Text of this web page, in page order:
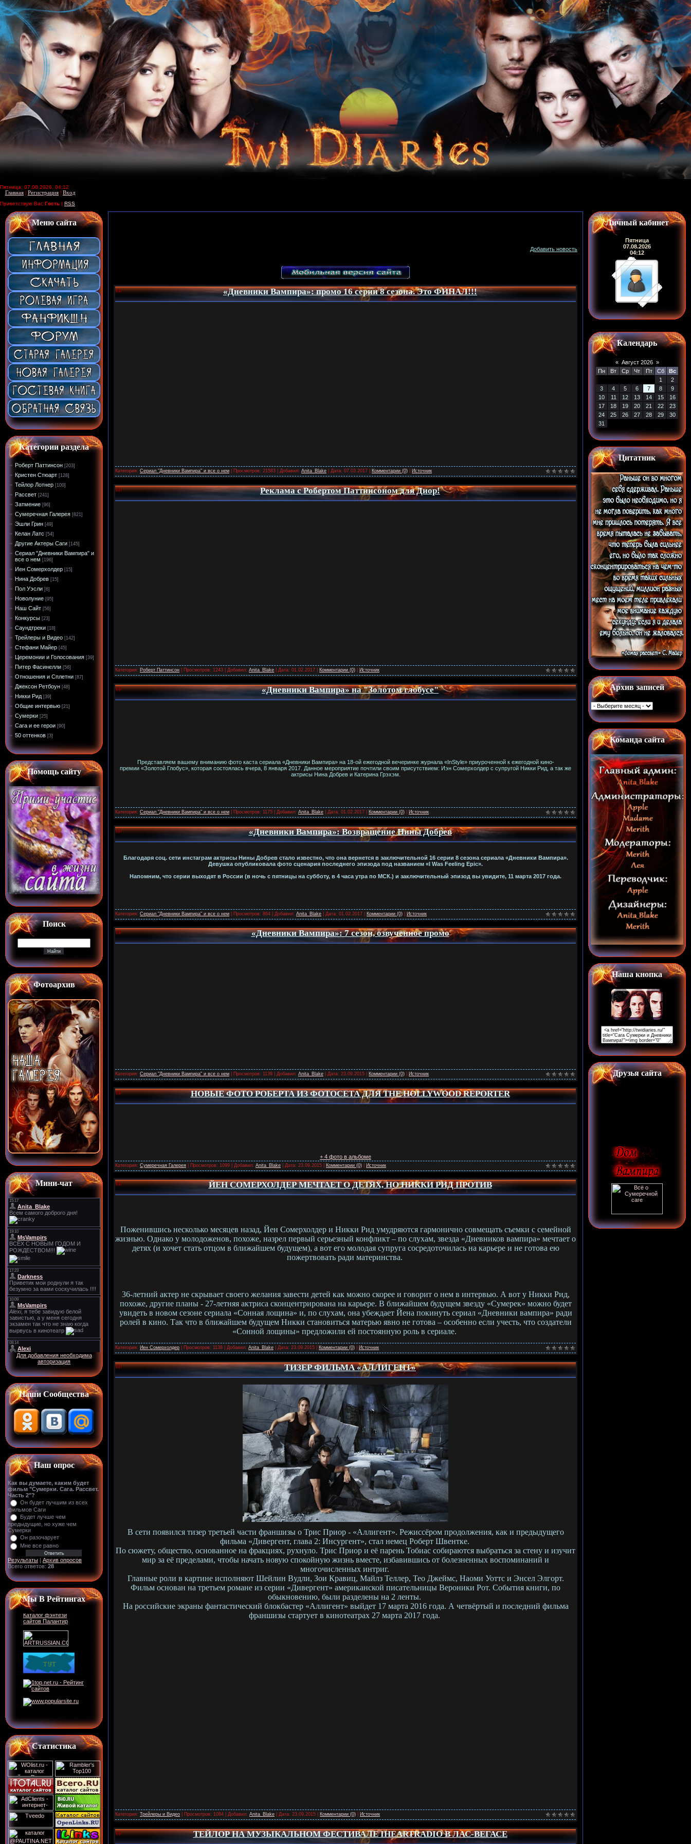
Пятница, 07.08.2026, 04:12
Главная
Регистрация
Вход
Приветствую Вас Гость RSS
Меню сайта
Категории раздела
Роберт Паттинсон [203]
Кристен Стюарт [128]
Тейлор Лотнер [100]
Рассвет [241]
Затмение [96]
Сумеречная Галерея [821]
Эшли Грин [49]
Келан Латс [54]
Другие Актеры Саги [145]
Сериал "Дневники Вампира" и
все о нем [196]
Иен Сомерхолдер [15]
Нина Добрев [15]
Пол Уэсли [6]
Новолуние [95]
Наш Сайт [56]
Конкурсы [23]
Саундтреки [18]
Трейлеры и Видео [142]
Стефани Майер [45]
Церемонии и Голосования [39]
Питер Фасинелли [56]
Отношения и Сплетни [87]
Джексон Ретбоун [48]
Никки Рид [39]
Общие интервью [21]
Сумерки [25]
Сага и ее герои [90]
50 оттенков [3]
Помощь сайту
Поиск
Фотоархив
Мини-чат
Для добавления необходима
авторизация
Наши Сообщества
Наш опрос
Как вы думаете, каким будет
фильм "Сумерки. Сага. Рассвет.
Часть 2"?
Он будет лучшим из всех
фильмов Саги
Будет лучше чем
предыдущие, но хуже чем
Сумерки
Он разочарует
Мне все равно
Результаты
Архив опросов
Всего ответов: 28
Мы В Рейтингах
Статистика
Добавить новость
«Дневники Вампира»: промо 16 серии 8 сезона. Это ФИНАЛ!!!
Категория: Сериал "Дневники Вампира" и все о нем | Просмотров: 21583 | Добавил: Anita_Blake | Дата: 07.03.2017 Комментарии (0) Источник
Реклама с Робертом Паттинсоном для Диор!
Категория: Роберт Паттинсон | Просмотров: 1243 | Добавил: Anita_Blake | Дата: 01.02.2017 Комментарии (0) Источник
«Дневники Вампира» на "Золотом глобусе"
Представляем вашему вниманию фото каста сериала «Дневники Вампира» на 18-ой ежегодной вечеринке журнала «InStyle» приуроченной к ежегодной кино-
премии «Золотой Глобус», которая состоялась вчера, 8 января 2017. Данное мероприятие почтили своим присутствием: Иэн Сомерхолдер с супругой Никки Рид, а так же
актрисы Нина Добрев и Катерина Грэхэм.
Категория: Сериал "Дневники Вампира" и все о нем | Просмотров: 1175 | Добавил: Anita_Blake | Дата: 01.02.2017 Комментарии (0) Источник
«Дневники Вампира»: Возвращение Нины Добрев
Благодаря соц. сети инстаграм актрисы Нины Добрев стало известно, что она вернется в заключительной 16 серии 8 сезона сериала «Дневники Вампира».
Девушка опубликовала фото сценария последнего эпизода под названием «I Was Feeling Epic».
Напомним, что серии выходят в России (в ночь с пятницы на субботу, в 4 часа утра по МСК.) и заключительный эпизод вы увидите, 11 марта 2017 года.
Категория: Сериал "Дневники Вампира" и все о нем | Просмотров: 864 | Добавил: Anita_Blake | Дата: 01.02.2017 Комментарии (0) Источник
«Дневники Вампира»: 7 сезон, озвученное промо
Категория: Сериал "Дневники Вампира" и все о нем | Просмотров: 1139 | Добавил: Anita_Blake | Дата: 23.09.2015 Комментарии (0) Источник
НОВЫЕ ФОТО РОБЕРТА ИЗ ФОТОСЕТА ДЛЯ THE HOLLYWOOD REPORTER
+ 4 фото в альбоме
Категория: Сумеречная Галерея | Просмотров: 1099 | Добавил: Anita_Blake | Дата: 23.09.2015 Комментарии (0) Источник
ЙЕН СОМЕРХОЛДЕР МЕЧТАЕТ О ДЕТЯХ, НО НИККИ РИД ПРОТИВ
Поженившись несколько месяцев назад, Йен Сомерхолдер и Никки Рид умудряются гармонично совмещать съемки с семейной
жизнью. Однако у молодоженов, похоже, назрел первый серьезный конфликт – по слухам, звезда «Дневников вампира» мечтает о
детях (и хочет стать отцом в ближайшем будущем), а вот его молодая супруга сосредоточилась на карьере и не готова ею
пожертвовать ради материнства.
36-летний актер не скрывает своего желания завести детей как можно скорее и говорит о нем в интервью. А вот у Никки Рид,
похоже, другие планы - 27-летняя актриса сконцентрирована на карьере. В ближайшем будущем звезду «Сумерек» можно будет
увидеть в новом сезоне сериала «Сонная лощина» и, по слухам, она убеждает Йена покинуть сериал «Дневники вампира» ради
ролей в кино. Так что в ближайшем будущем Никки становиться матерью явно не готова – особенно если учесть, что создатели
«Сонной лощины» предложили ей постоянную роль в сериале.
Категория: Иен Сомерхолдер | Просмотров: 1138 | Добавил: Anita_Blake | Дата: 23.09.2015 Комментарии (0) Источник
ТИЗЕР ФИЛЬМА «АЛЛИГЕНТ»
В сети появился тизер третьей части франшизы о Трис Приор - «Аллигент». Режиссёром продолжения, как и предыдущего
фильма «Дивергент, глава 2: Инсургент», стал немец Роберт Швентке.
По сюжету, общество, основанное на фракциях, рухнуло. Трис Приор и её парень Тобиас собираются выбраться за стену и изучит
мир за её пределами, чтобы начать новую спокойную жизнь вместе, избавившись от болезненных воспоминаний и
многочисленных интриг.
Главные роли в картине исполняют Шейлин Вудли, Зои Кравиц, Майлз Теллер, Тео Джеймс, Наоми Уоттс и Энсел Элгорт.
Фильм основан на третьем романе из серии «Дивергент» американской писательницы Вероники Рот. События книги, по
обыкновению, были разделены на 2 ленты.
На российские экраны фантастический блокбастер «Аллигент» выйдет 17 марта 2016 года. А четвёртый и последний фильма
франшизы стартует в кинотеатрах 27 марта 2017 года.
Категория: Трейлеры и Видео | Просмотров: 1084 | Добавил: Anita_Blake | Дата: 23.09.2015 Комментарии (0) Источник
ТЕЙЛОР НА МУЗЫКАЛЬНОМ ФЕСТИВАЛЕ IHEARTRADIO В ЛАС-ВЕГАСЕ
Личный кабинет
Пятница
07.08.2026
04:12
Календарь
« Август 2026 »
Пн
Вт Ср Чт Пт Сб
Вс
1
2
3
4 5 6 7 8
9
10
11 12 13 14 15
16
17
18 19 20 21 22
23
24
25 26 27 28 29
30
31
Цитатник
Архив записей
Команда сайта
Наша кнопка
Друзья сайта